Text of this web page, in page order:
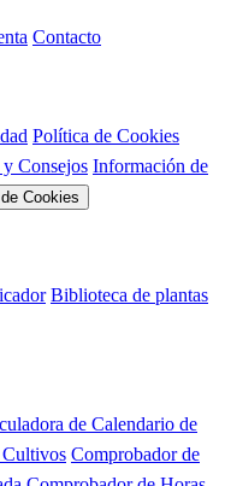
Contacto
Política de Cookies
Consejos Información de
Cookies
Biblioteca de plantas
de Calendario de
Cultivos Comprobador de